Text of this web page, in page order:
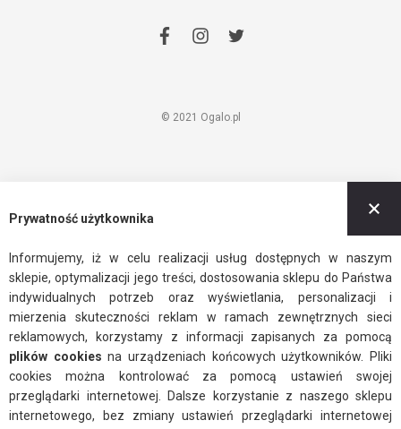
facebook
instagram
twitter
© 2021 Ogalo.pl
Prywatność użytkownika
Informujemy, iż w celu realizacji usług dostępnych w naszym
sklepie, optymalizacji jego treści, dostosowania sklepu do Państwa
indywidualnych potrzeb oraz wyświetlania, personalizacji i
mierzenia skuteczności reklam w ramach zewnętrznych sieci
reklamowych, korzystamy z informacji zapisanych za pomocą
plików cookiesna urządzeniach końcowych użytkowników. Pliki
cookies można kontrolować za pomocą ustawień swojej
przeglądarki internetowej. Dalsze korzystanie z naszego sklepu
internetowego, bez zmiany ustawień przeglądarki internetowej